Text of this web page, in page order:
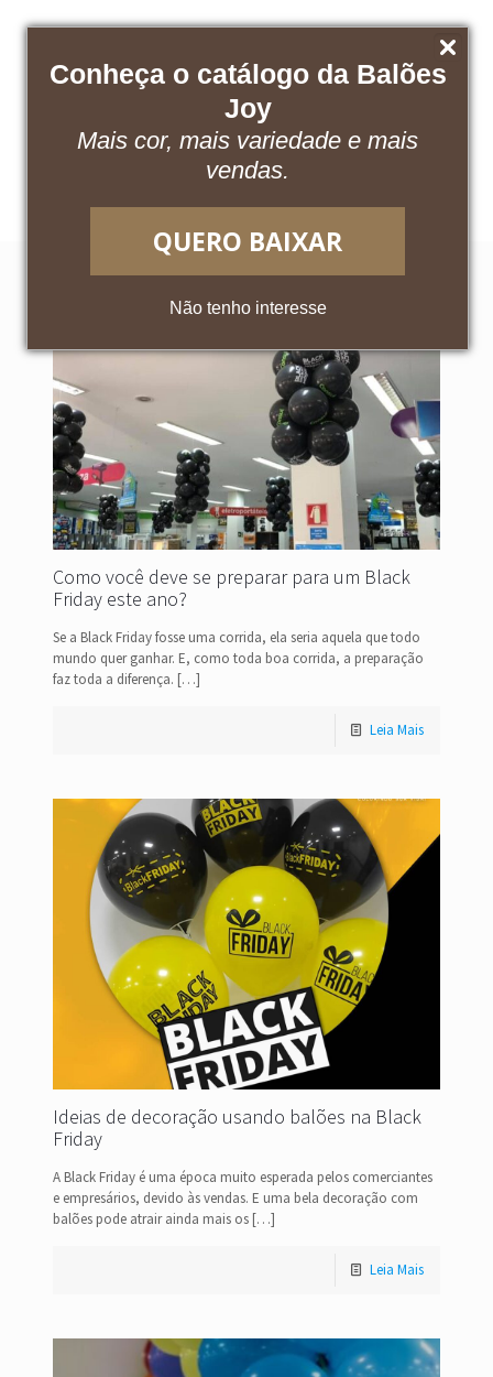
Conheça o catálogo da Balões
Joy
Mais cor, mais variedade e mais
vendas.
QUERO BAIXAR
Não tenho interesse
Baixe nosso catálogo Acesse o App
Como você deve se preparar para um Black
Friday este ano?
Se a Black Friday fosse uma corrida, ela seria aquela que todo
mundo quer ganhar. E, como toda boa corrida, a preparação
faz toda a diferença. […]
Leia Mais
Ideias de decoração usando balões na Black
Friday
A Black Friday é uma época muito esperada pelos comerciantes
e empresários, devido às vendas. E uma bela decoração com
balões pode atrair ainda mais os […]
Leia Mais